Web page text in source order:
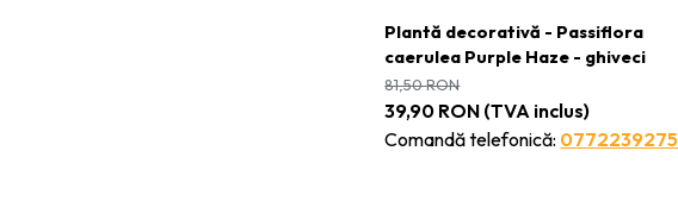
Plantă decorativă - Passiflora
caerulea Purple Haze - ghiveci
39,90 RON (TVA inclus)
Comandă telefonică: 0772239275
81,50RON